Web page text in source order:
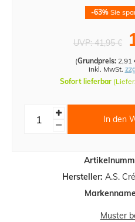
Hersteller: A.S.
-63% Sie
UVP:41,95 €
(Grundpreis: 2,91
inkl. MwSt.
Sofort lieferbar
In den
Muster